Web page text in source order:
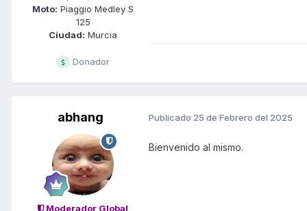
Moto: Piaggio Medley S
125
Ciudad: Murcia
Donador
abhang
Moderador Global
Publicado 25 de Febrero del 2025
Bienvenido al mismo.